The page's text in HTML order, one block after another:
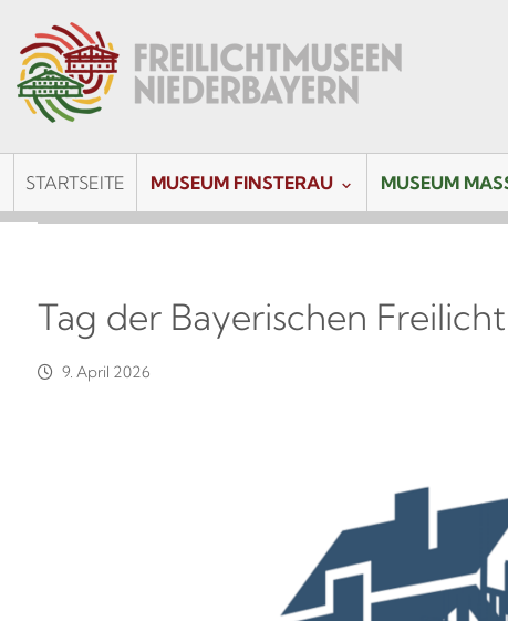
STARTSEITE MUSEUM FINSTERAU MUSEUM
Tag der Bayerischen
9. April 2026